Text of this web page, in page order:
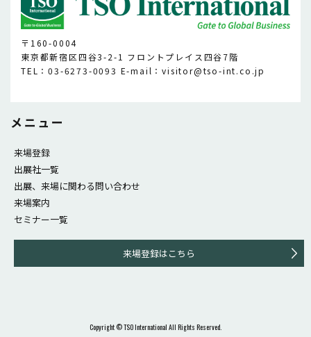
〒160-0004
東京都新宿区四谷3-2-1 フロントプレイス四谷7階
TEL：03-6273-0093 E-mail：visitor@tso-int.co.jp
メニュー
来場登録
出展社一覧
出展、来場に関わる問い合わせ
来場案内
セミナー一覧
来場登録はこちら
Copyright ©︎ TSO International All Rights Reserved.